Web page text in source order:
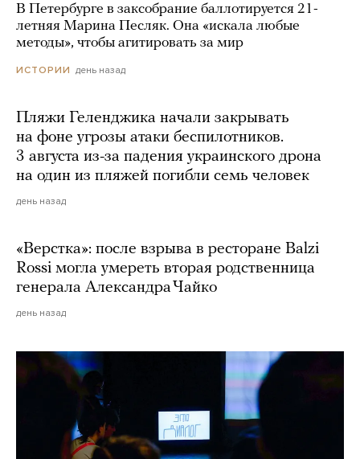
В Петербурге в заксобрание баллотируется 21-
летняя Марина Песляк. Она «искала любые
методы», чтобы агитировать за мир
ИСТОРИИ день назад
Пляжи Геленджика начали закрывать
на фоне угрозы атаки беспилотников.
3 августа из-за падения украинского дрона
на один из пляжей погибли семь человек
день назад
«Верстка»: после взрыва в ресторане Balzi
Rossi могла умереть вторая родственница
генерала Александра Чайко
день назад